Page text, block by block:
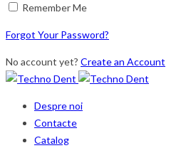
Remember Me
Forgot Your Password?
No account yet? Create an Account
Despre noi
Contacte
Catalog